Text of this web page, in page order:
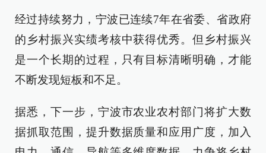
经过持续努力，宁波已连续7年在省委、省政府
的乡村振兴实绩考核中获得优秀。但乡村振兴
是一个长期的过程，只有目标清晰明确，才能
不断发现短板和不足。
据悉，下一步，宁波市农业农村部门将扩大数
据抓取范围，提升数据质量和应用广度，加入